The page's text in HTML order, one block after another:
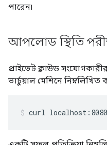
পারেন৷
আপলোড স্থিতি
প্রাইভেট ক্লাউড
ভার্চুয়াল মেশিনে
curl